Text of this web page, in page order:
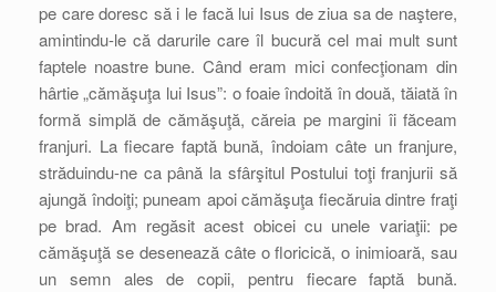
pe care doresc să i le facă lui Isus de ziua sa de naştere,
amintindu-le că darurile care îl bucură cel mai mult sunt
faptele noastre bune. Când eram mici confecţionam din
hârtie „cămăşuţa lui Isus”: o foaie îndoită în două, tăiată în
formă simplă de cămăşuţă, căreia pe margini îi făceam
franjuri. La fiecare faptă bună, îndoiam câte un franjure,
străduindu-ne ca până la sfârşitul Postului toţi franjurii să
ajungă îndoiţi; puneam apoi cămăşuţa fiecăruia dintre fraţi
pe brad. Am regăsit acest obicei cu unele variaţii: pe
cămăşuţă se desenează câte o floricică, o inimioară, sau
un semn ales de copii, pentru fiecare faptă bună.